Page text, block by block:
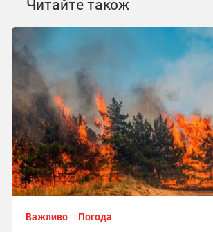
Читайте також
Важливо Погода